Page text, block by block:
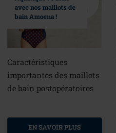
avec nos maillots de
bain Amoena !
Caractéristiques
importantes des maillots
de bain postopératoires
EN SAVOIR PLUS